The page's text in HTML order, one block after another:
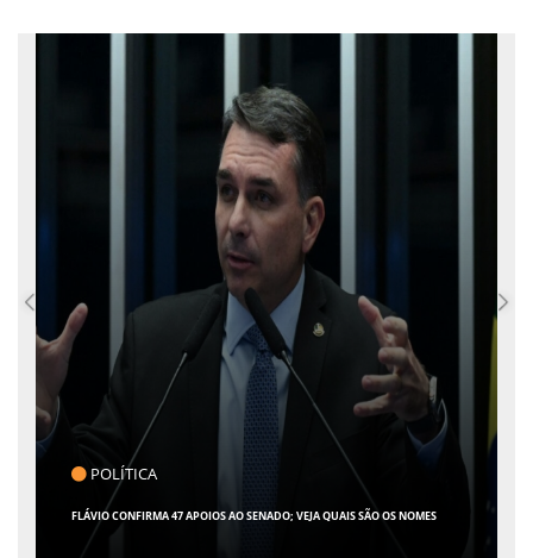
POLÍTICA
FLÁVIO CONFIRMA 47 APOIOS AO SENADO; VEJA QUAIS SÃO OS NOMES